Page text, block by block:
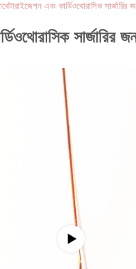
এবং কার্ডিওথোরাসিক সার্জারির
সার্জারির